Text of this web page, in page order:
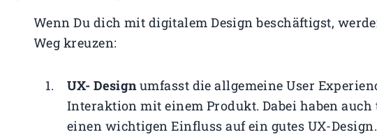
Wenn Du dich mit digitalem Design beschäftigst,
Weg kreuzen:
UX- Designumfasst die allgemeine User
Interaktion mit einem Produkt. Dabei haben
einen wichtigen Einfluss auf ein gutes UX-